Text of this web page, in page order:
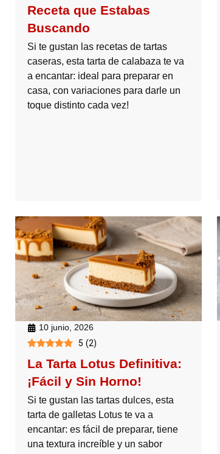
Receta que Estabas
Buscando
Si te gustan las recetas de tartas
caseras, esta tarta de calabaza te va
a encantar: ideal para preparar en
casa, con variaciones para darle un
toque distinto cada vez!
10 junio, 2026
5 (2)
La Tarta Lotus Definitiva:
¡Fácil y Sin Horno!
Si te gustan las tartas dulces, esta
tarta de galletas Lotus te va a
encantar: es fácil de preparar, tiene
una textura increíble y un sabor